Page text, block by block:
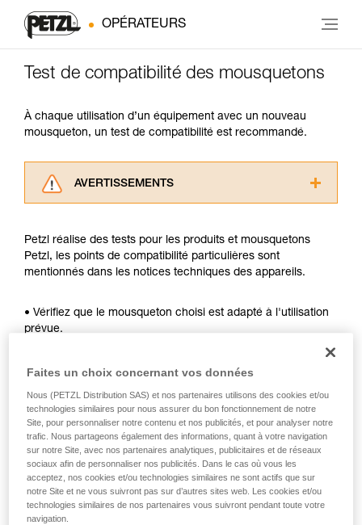
OPÉRATEURS
Test de compatibilité des mousquetons
À chaque utilisation d’un équipement avec un nouveau
mousqueton, un test de compatibilité est recommandé.
AVERTISSEMENTS
consulter. Vous devez avoir compris les
informations de la notice technique pour
pouvoir comprendre ce complément
Maîtriser ces techniques nécessite une
de la reproduire en autonomie.
Nous donnons des exemples de techniques
liées à votre activité. Il peut en exister d’autres
que nous ne décrivons pas ici.
Petzl réalise des tests pour les produits et mousquetons
Petzl, les points de compatibilité particulières sont
mentionnés dans les notices techniques des appareils.
• Vérifiez que le mousqueton choisi est adapté à l'utilisation
prévue.
de connexion de l'appareil.
• Évaluez la possibilité que le mousqueton se mette en
mauvaise position et la stabilité de cette mauvaise position.
• Vérifiez les risques d'interférence entre les éléments du
système et la bague du mousqueton.
Remarque
Pour les appareils munis d'une bague souple de maintien du
mousqueton (ZIGZAG, PIRANA...), refaites un test de
Faites un choix concernant vos données
Nous (PETZL Distribution SAS) et nos partenaires utilisons des cookies et/ou
technologies similaires pour nous assurer du bon fonctionnement de notre
Site, pour personnaliser notre contenu et nos publicités, et pour analyser notre
trafic. Nous partageons également des informations, quant à votre navigation
sur notre Site, avec nos partenaires analytiques, publicitaires et de réseaux
sociaux afin de personnaliser nos publicités. Dans le cas où vous les
acceptez, nos cookies et/ou technologies similaires ne sont actifs que sur
notre Site et ne vous suivront pas sur d’autres sites web. Les cookies et/ou
technologies similaires de nos partenaires vous suivront pendant toute votre
navigation.